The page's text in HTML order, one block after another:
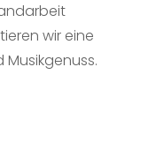
wir eine